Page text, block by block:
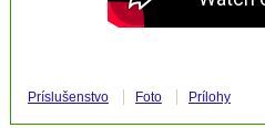
Príslušenstvo Foto Prílohy